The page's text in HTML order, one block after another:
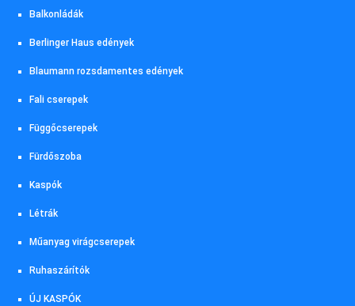
Balkonládák
Berlinger Haus edények
Blaumann rozsdamentes edények
Fali cserepek
Függőcserepek
Fürdőszoba
Kaspók
Létrák
Műanyag virágcserepek
Ruhaszárítók
ÚJ KASPÓK